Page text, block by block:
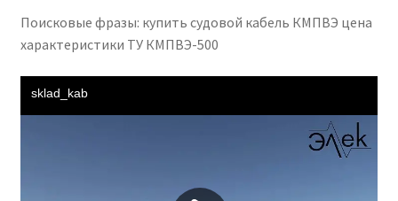
Поисковые фразы: купить судовой кабель КМПВЭ цена
характеристики ТУ КМПВЭ-500